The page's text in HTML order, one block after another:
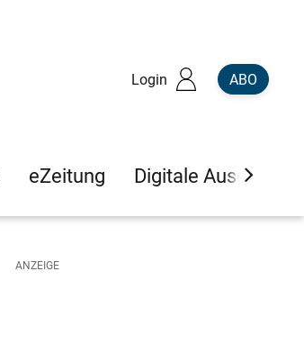
Login ABO
eZeitung Digitale Ausgaben